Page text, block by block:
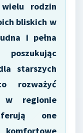
rodzin
bliskich w
i pełna
starszych
rozważyć
regionie
one